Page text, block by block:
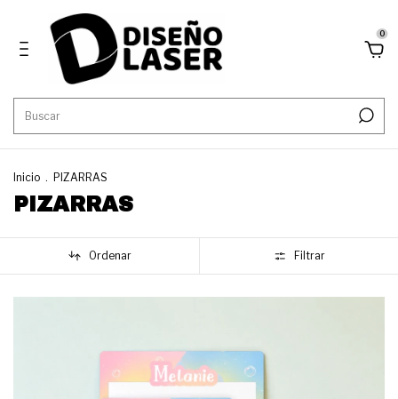
0
Inicio . PIZARRAS
PIZARRAS
Ordenar Filtrar